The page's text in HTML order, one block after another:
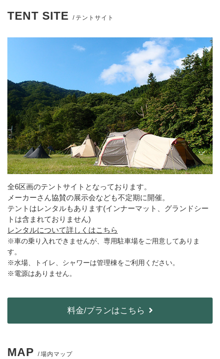
TENT SITE テントサイト
全6区画のテントサイトとなっております。
メーカーさん協賛の展示会なども不定期に開催。
テントはレンタルもあります(インナーマット、グランドシー
トは含まれておりません)
レンタルについて詳しくはこちら
※車の乗り入れできませんが、専用駐車場をご用意してありま
す。
※水場、トイレ、シャワーは管理棟をご利用ください。
※電源はありません。
料金/プランはこちら
MAP 場内マップ